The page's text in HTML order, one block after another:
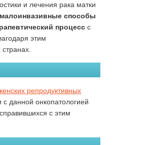
и лечения рака матки
малоинвазивные способы
процесс с
этим
репродуктивных
данной онкопатологией
с этим